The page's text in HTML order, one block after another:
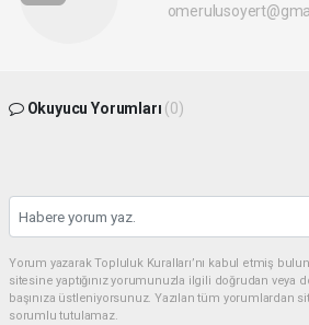
Okuyucu Yorumları (0)
Yorum yazarak Topluluk Kuralları’nı kabul etmiş
sitesine yaptığınız yorumunuzla ilgili doğrudan veya
başınıza üstleniyorsunuz. Yazılan tüm yorumlardan
sorumlu tutulamaz.